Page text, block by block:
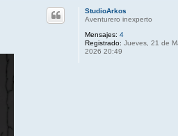
StudioArkos
Aventurero inexperto
Mensajes: 4
Registrado: Jueves, 21 de
2026 20:49